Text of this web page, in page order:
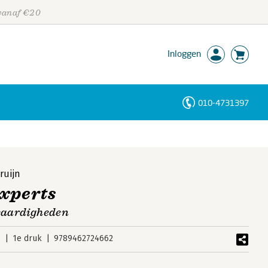
€20
Inloggen
010-4731397
1e druk 9789462724662
Personen